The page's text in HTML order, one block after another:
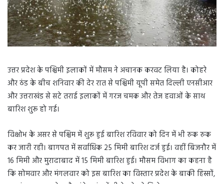
उत्तर प्रदेश के पश्चिमी इलाकों में मौसम ने अचानक करवट लिया है। कोहरे
और ठंड के बीच शनिवार की देर रात से पश्चिमी यूपी समेत दिल्ली एनसीआर
और उत्तराखंड से सटे तराई इलाकों में गरज चमक और तेज हवाओं के साथ
बारिश शुरू हो गई।
विक्षोभ के असर से पश्चिम में शुरू हुई बारिश रविवार को दिन में भी रुक रुक
कर जारी रही। बागपत में सर्वाधिक 25 मिमी बारिश दर्ज हुई। वहीं बिजनौर में
16 मिमी और मुरादाबाद में 15 मिमी बारिश हुई। मौसम विभाग का कहना है
कि सोमवार और मंगलवार को इस बारिश का विस्तार प्रदेश के बाकी हिस्सों,